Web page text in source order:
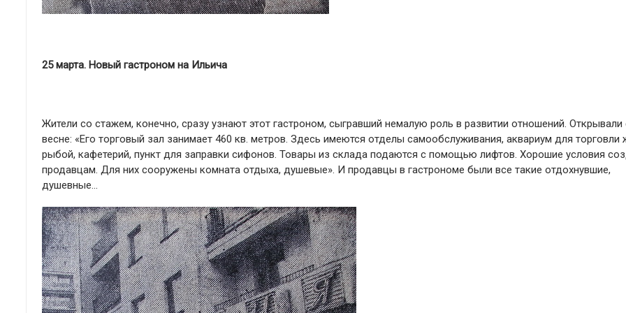
25 марта. Новый гастроном на Ильича
Жители со стажем, конечно, сразу узнают этот гастроном, сыгравший немалую роль в развитии отношений. Открывали
весне: «Его торговый зал занимает 460 кв. метров. Здесь имеются отделы самообслуживания, аквариум для торговли
рыбой, кафетерий, пункт для заправки сифонов. Товары из склада подаются с помощью лифтов. Хорошие условия
продавцам. Для них сооружены комната отдыха, душевые». И продавцы в гастрономе были все такие отдохнувшие,
душевные…